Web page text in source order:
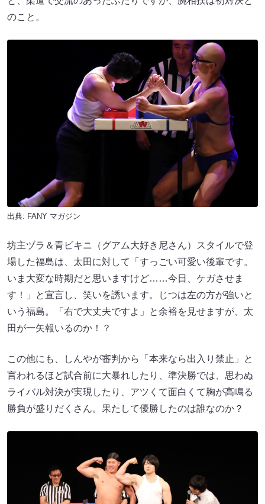
のこと。
出典: FANY マガジン
坊主ヅラ＆青ビキニ（グアム大好き尼さん）スタイルで登
場した福島は、太田に対して「すっごい可愛い後輩です。
いま大変な時期だと思いますけど……今日、ケガさせま
す！」と宣言し、笑いを誘います。じつは左の方が強いと
いう福島。「右で大丈夫ですよ」と余裕を見せますが、太
田が一矢報いるのか！？
この他にも、しんやが審判から「本来なら出入り禁止」と
言われるほど試合前に大暴れしたり、準決勝では、思わぬ
ライバル対決が実現したり、アツくて面白くて胸が高鳴る
勝負が盛りだくさん。果たして優勝したのは誰なのか？